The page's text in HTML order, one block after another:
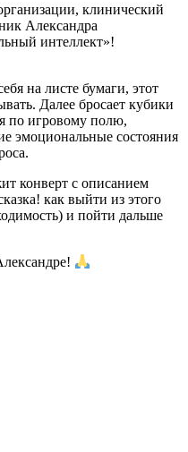
клинический
Александра
интеллект»!
на листе бумаги, этот
Далее бросает кубики
по игровому полю,
эмоциональные состояния
конверт с описанием
как выйти из этого
и пойти дальше